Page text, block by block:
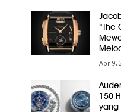
“The
Apr 9,
150
yang